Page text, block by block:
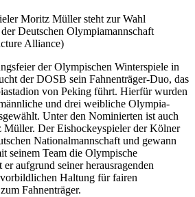
Moritz Müller steht zur Wahl
Deutschen Olympiamannschaft
Alliance)
der Olympischen Winterspiele in
der DOSB sein Fahnenträger-Duo, das
von Peking führt. Hierfür wurden
und drei weibliche Olympia-
Unter den Nominierten ist auch
Der Eishockeyspieler der Kölner
Nationalmannschaft und gewann
seinem Team die Olympische
aufgrund seiner herausragenden
Haltung für fairen
Fahnenträger.